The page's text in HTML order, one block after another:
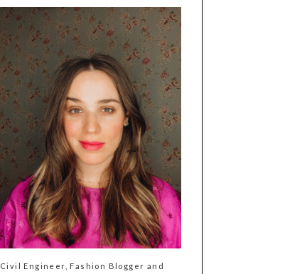
Civil Engineer, Fashion Blogger and